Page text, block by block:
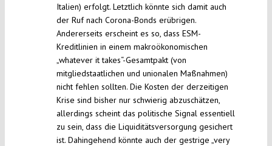
Italien) erfolgt. Letztlich könnte sich damit auch
der Ruf nach Corona-Bonds erübrigen.
Andererseits erscheint es so, dass ESM-
Kreditlinien in einem makroökonomischen
„whatever it takes“-Gesamtpakt (von
mitgliedstaatlichen und unionalen Maßnahmen)
nicht fehlen sollten. Die Kosten der derzeitigen
Krise sind bisher nur schwierig abzuschätzen,
allerdings scheint das politische Signal essentiell
zu sein, dass die Liquiditätsversorgung gesichert
ist. Dahingehend könnte auch der gestrige „very